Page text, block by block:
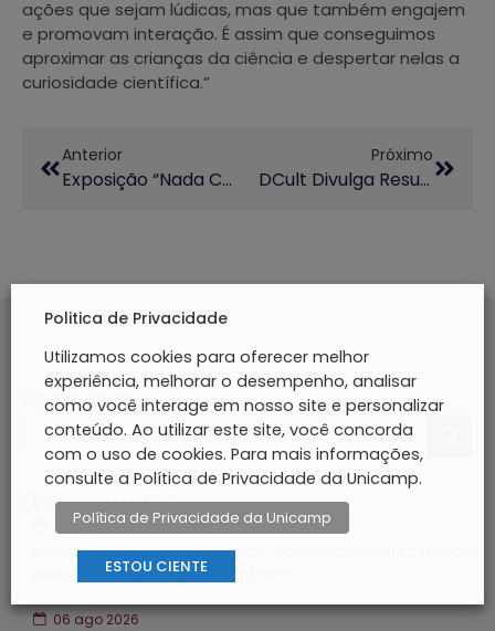
ações que sejam lúdicas, mas que também engajem
e promovam interação. É assim que conseguimos
aproximar as crianças da ciência e despertar nelas a
curiosidade científica.”
Anterior
Exposição “Nada Como Um Dia Depois De Outro” Celebra 60 Anos Do MACC E Abre Agenda Comemorativa Da Unicamp
Próximo
DCult Divulga Resultado Preliminar Do Edital De Arte E Cultura 2025/2026
Pesquisar
Últimas Notícias
07 ago 2026
Nas fronteiras das Américas, comunidades indígenas
reinventam proteção territorial
06 ago 2026
Politica de Privacidade
Utilizamos cookies para oferecer melhor
experiência, melhorar o desempenho, analisar
como você interage em nosso site e personalizar
conteúdo. Ao utilizar este site, você concorda
com o uso de cookies. Para mais informações,
consulte a Política de Privacidade da Unicamp.
Política de Privacidade da Unicamp
ESTOU CIENTE